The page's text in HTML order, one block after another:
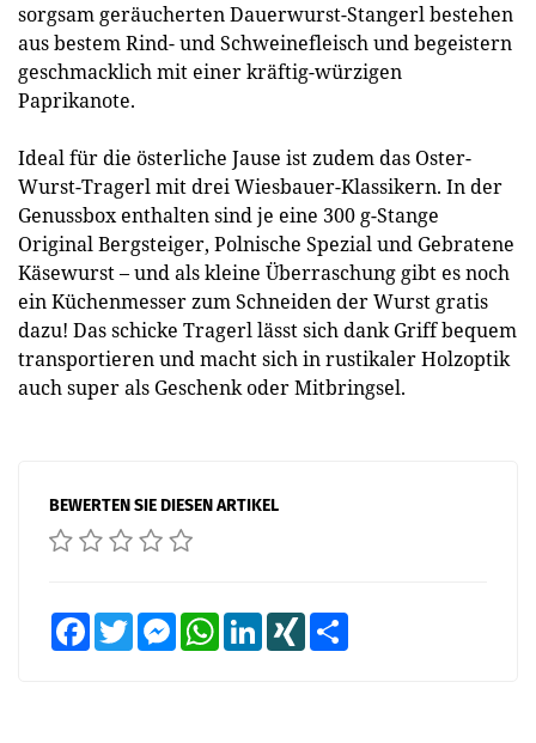
sorgsam geräucherten Dauerwurst-Stangerl bestehen
aus bestem Rind- und Schweinefleisch und begeistern
geschmacklich mit einer kräftig-würzigen
Paprikanote.
Ideal für die österliche Jause ist zudem das Oster-
Wurst-Tragerl mit drei Wiesbauer-Klassikern. In der
Genussbox enthalten sind je eine 300 g-Stange
Original Bergsteiger, Polnische Spezial und Gebratene
Käsewurst – und als kleine Überraschung gibt es noch
ein Küchenmesser zum Schneiden der Wurst gratis
dazu! Das schicke Tragerl lässt sich dank Griff bequem
transportieren und macht sich in rustikaler Holzoptik
auch super als Geschenk oder Mitbringsel.
BEWERTEN SIE DIESEN ARTIKEL
FacebookTwitter MessengerWhatsAppLinkedInXING